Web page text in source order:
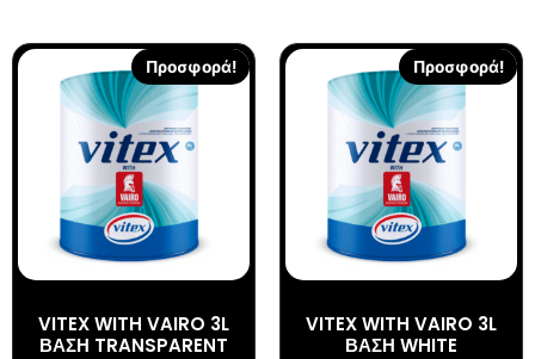
Προσφορά!
VITEX WITH VAIRO 3L
ΒΑΣΗ TRANSPARENT
Προσφορά!
VITEX WITH VAIRO 3L
ΒΑΣΗ WHITE